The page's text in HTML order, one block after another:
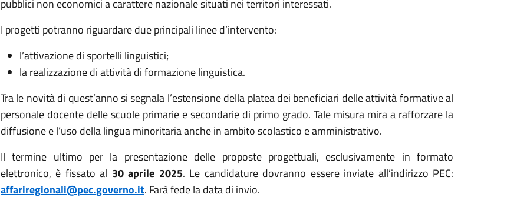
pubblici non economici a carattere nazionale situati nei territori interessati.
I progetti potranno riguardare due principali linee d’intervento:
l’attivazione di sportelli linguistici;
la realizzazione di attività di formazione linguistica.
Tra le novità di quest’anno si segnala l’estensione della platea dei beneficiari delle attività formative al
personale docente delle scuole primarie e secondarie di primo grado. Tale misura mira a rafforzare la
diffusione e l’uso della lingua minoritaria anche in ambito scolastico e amministrativo.
Il termine ultimo per la presentazione delle proposte progettuali, esclusivamente in formato
elettronico, è fissato al 30 aprile 2025. Le candidature dovranno essere inviate all’indirizzo PEC:
affariregionali@pec.governo.it. Farà fede la data di invio.